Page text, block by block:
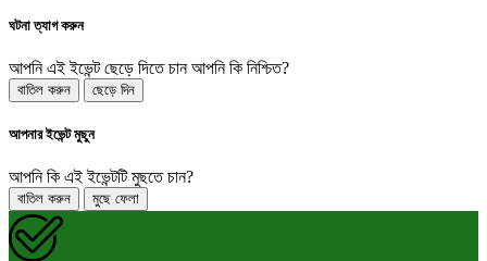
ঘটনা ত্যাগ করুন
আপনি এই ইভেন্ট ছেড়ে দিতে চান আপনি কি নিশ্চিত?
বাতিল করুন ছেড়ে দিন
আপনার ইভেন্ট মুছুন
আপনি কি এই ইভেন্টটি মুছতে চান?
বাতিল করুন মুছে ফেলা